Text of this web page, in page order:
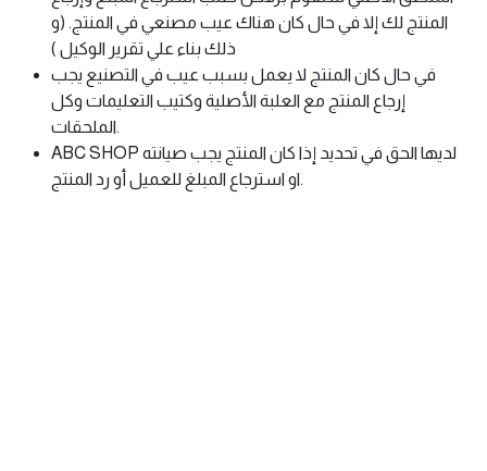
المنتج لك إلا في حال كان هناك عيب مصنعي في المنتج. (و
ذلك بناء علي تقرير الوكيل )
في حال كان المنتج لا يعمل بسبب عيب في التصنيع يجب
إرجاع المنتج مع العلبة الأصلية وكتيب التعليمات وكل
الملحقات.
ABC SHOP لديها الحق في تحديد إذا كان المنتج يجب صيانته
او استرجاع المبلغ للعميل أو رد المنتج.